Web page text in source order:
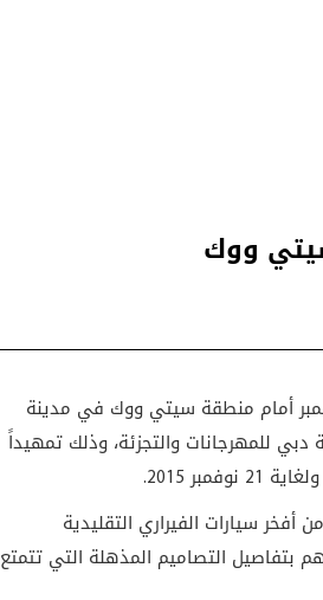
ووك
تجمع لسيارات الفيراري” يوم السبت المقبل الموافق 7 نوفمبر أمام منطقة سيتي ووك في مدينة
للمهرجانات والتجزئة، وذلك تمهيداً
سيارات الفيراري التقليدية
بتفاصيل التصاميم المذهلة التي تتمتع